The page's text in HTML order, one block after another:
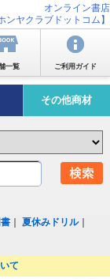
オンライン書店
ンヤクラブドットコム】
一覧 ご利用ガイド
その他商材
｜夏休みドリル｜
て